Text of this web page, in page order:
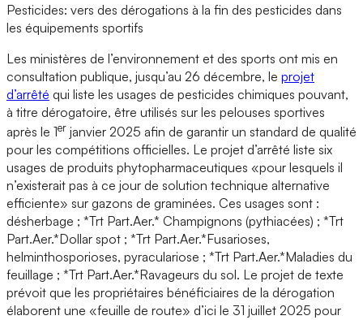
Pesticides: vers des dérogations à la fin des pesticides dans
les équipements sportifs
Les ministères de l’environnement et des sports ont mis en
consultation publique, jusqu’au 26 décembre, le projet
d’arrêté qui liste les usages de pesticides chimiques pouvant,
à titre dérogatoire, être utilisés sur les pelouses sportives
après le 1er janvier 2025 afin de garantir un standard de qualité
pour les compétitions officielles. Le projet d’arrêté liste six
usages de produits phytopharmaceutiques «pour lesquels il
n’existerait pas à ce jour de solution technique alternative
efficiente» sur gazons de graminées. Ces usages sont :
désherbage ; *Trt Part.Aer.* Champignons (pythiacées) ; *Trt
Part.Aer.*Dollar spot ; *Trt Part.Aer.*Fusarioses,
helminthosporioses, pyraculariose ; *Trt Part.Aer.*Maladies du
feuillage ; *Trt Part.Aer.*Ravageurs du sol. Le projet de texte
prévoit que les propriétaires bénéficiaires de la dérogation
élaborent une «feuille de route» d’ici le 31 juillet 2025 pour